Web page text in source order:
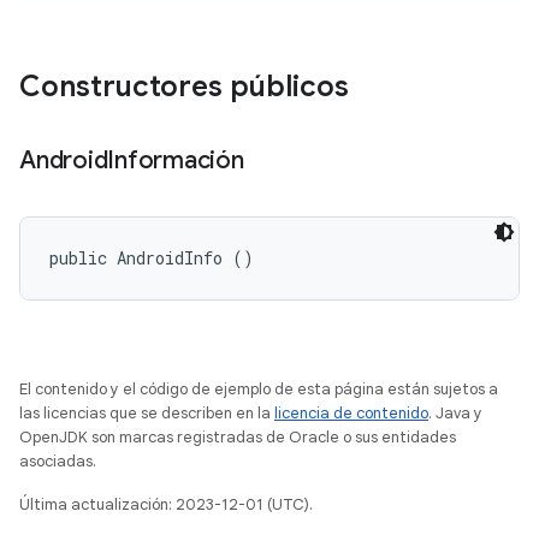
Constructores públicos
AndroidInformación
public AndroidInfo ()
El contenido y el código de ejemplo de esta página están sujetos a
las licencias que se describen en la licencia de contenido. Java y
OpenJDK son marcas registradas de Oracle o sus entidades
asociadas.
Última actualización: 2023-12-01 (UTC).